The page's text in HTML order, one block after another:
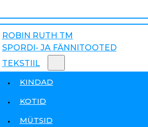
ROBIN RUTH TM
SPORDI- JA FÄNNITOOTED
TEKSTIIL
KINDAD
KOTID
MÜTSID